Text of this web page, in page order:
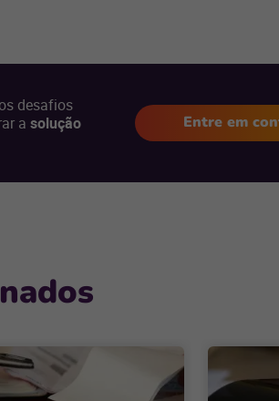
desafios
a solução
Entre em